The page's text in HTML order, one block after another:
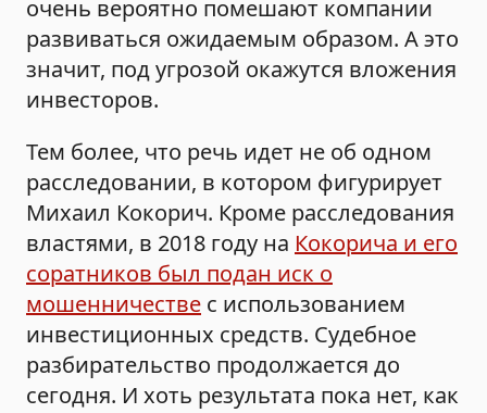
очень вероятно помешают компании
развиваться ожидаемым образом. А это
значит, под угрозой окажутся вложения
инвесторов.
Тем более, что речь идет не об одном
расследовании, в котором фигурирует
Михаил Кокорич. Кроме расследования
властями, в 2018 году на Кокорича и его
соратников был подан иск о
мошенничестве с использованием
инвестиционных средств. Судебное
разбирательство продолжается до
сегодня. И хоть результата пока нет, как